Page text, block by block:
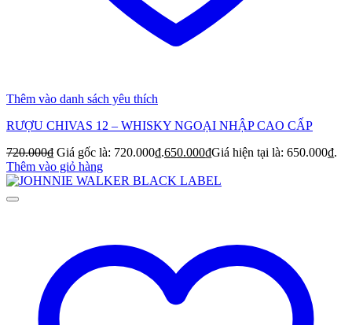
Thêm vào danh sách yêu thích
RƯỢU CHIVAS 12 – WHISKY NGOẠI NHẬP CAO CẤP
720.000₫ Giá gốc là: 720.000₫.650.000₫Giá hiện tại là: 650.000₫.
Thêm vào giỏ hàng